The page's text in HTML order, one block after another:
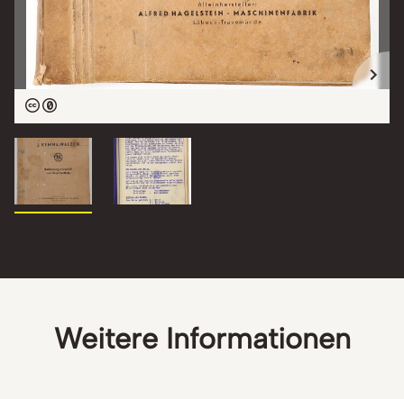
Weitere Informationen